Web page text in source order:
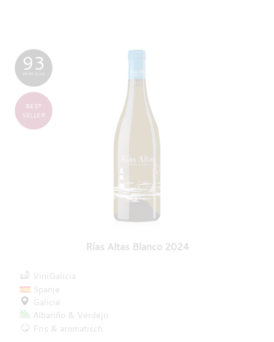
Rías Altas Blanco 2024
93
PETIT CLOS
BEST
SELLER
ViniGalicia
Spanje
Galicië
Albariño
Verdejo
Fris & aromatisch